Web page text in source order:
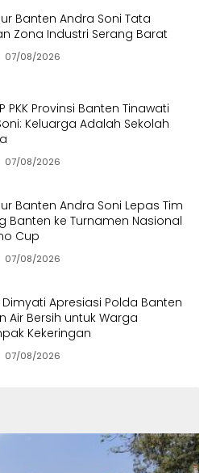
Banten Andra Soni Tata
Zona Industri Serang Barat
07/08/2026
PKK Provinsi Banten Tinawati
Keluarga Adalah Sekolah
07/08/2026
Banten Andra Soni Lepas Tim
Banten ke Turnamen Nasional
Cup
07/08/2026
Apresiasi Polda Banten
Air Bersih untuk Warga
Kekeringan
07/08/2026